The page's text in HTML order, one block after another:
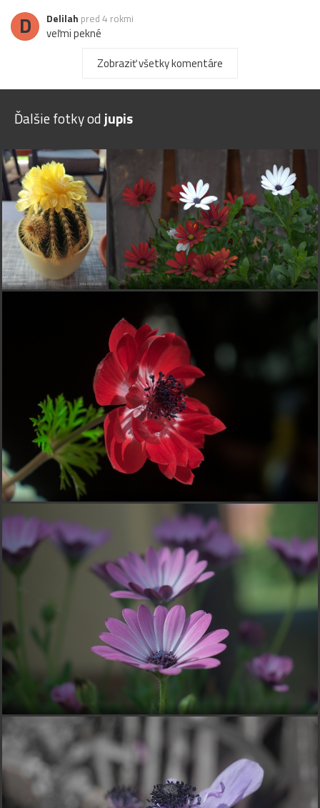
D Delilah pred 4 rokmi
veľmi pekné
Zobraziť všetky komentáre
Ďalšie fotky odjupis